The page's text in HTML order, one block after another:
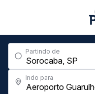
Partindo de
Indo para